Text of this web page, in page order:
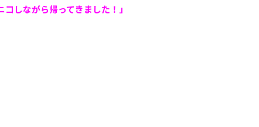
しながら帰ってきました！」